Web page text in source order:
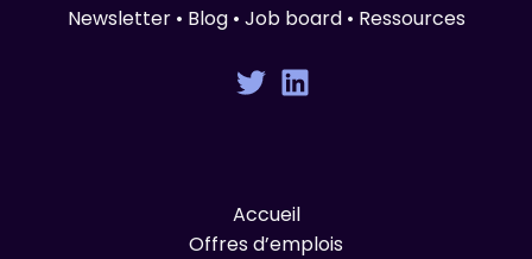
Newsletter • Blog • Job board • Ressources
Accueil
Offres d’emplois